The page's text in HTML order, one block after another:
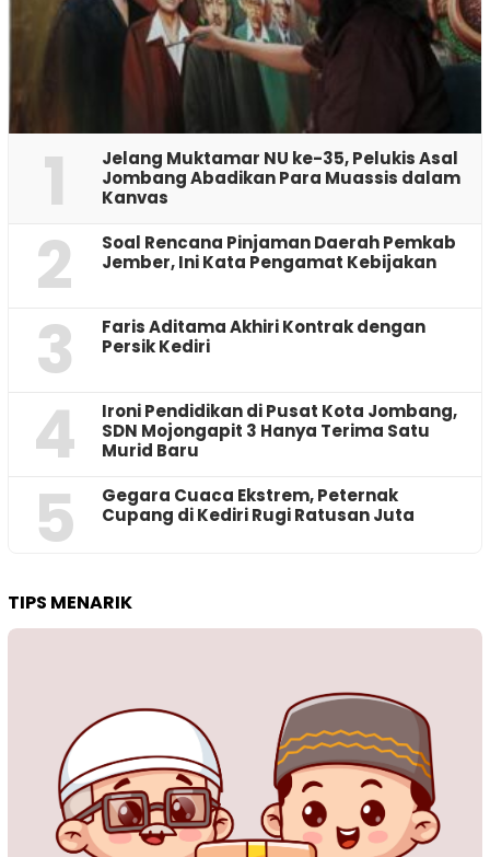
1
Jelang Muktamar NU ke-35, Pelukis Asal
Jombang Abadikan Para Muassis dalam
Kanvas
2
‎Soal Rencana Pinjaman Daerah Pemkab
Jember, Ini Kata Pengamat Kebijakan ‎
3
Faris Aditama Akhiri Kontrak dengan
Persik Kediri
4
Ironi Pendidikan di Pusat Kota Jombang,
SDN Mojongapit 3 Hanya Terima Satu
Murid Baru
5
‎Gegara Cuaca Ekstrem, Peternak
Cupang di Kediri Rugi Ratusan Juta
TIPS MENARIK